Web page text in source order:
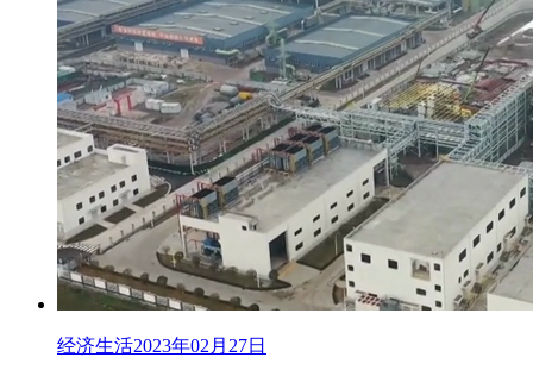
经济生活2023年02月27日